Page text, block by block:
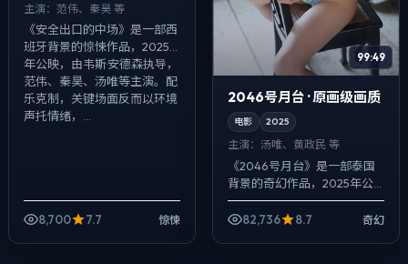
主演： 范伟、秦昊 等
《安全出口的中场》是一部西
班牙背景的惊悚作品，2025
年公映，由韦斯·安德森执导，
范伟、秦昊、汤唯等主演。配
乐克制，关键场面反而以环境
声托情绪，...
8,700 7.7 惊悚
99:49
2046号月台 · 原画级画质
电影 2025
主演： 汤唯、黄政民 等
《2046号月台》是一部泰国
背景的奇幻作品，2025年公
映，由朴赞郁执导，汤唯、黄
政民、肖央等主演。配乐克
82,736 8.7 奇幻